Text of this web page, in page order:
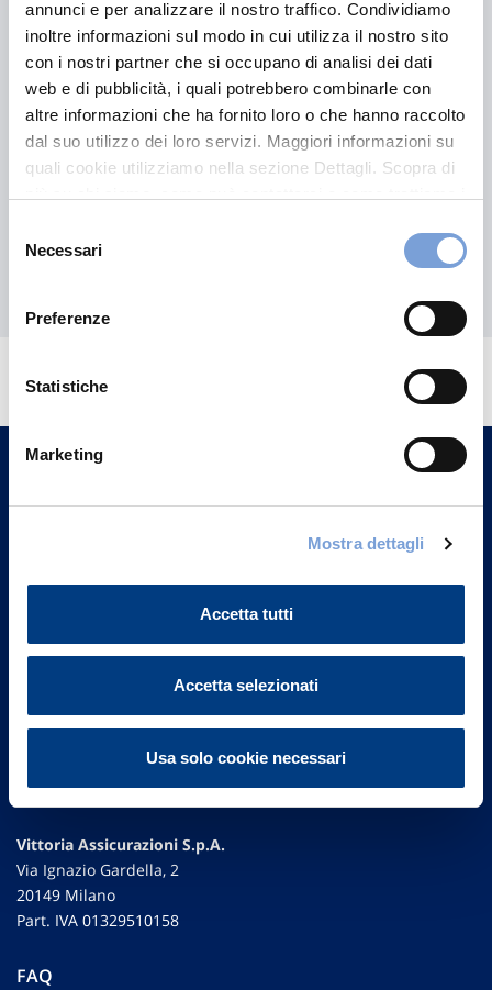
annunci e per analizzare il nostro traffico. Condividiamo
inoltre informazioni sul modo in cui utilizza il nostro sito
con i nostri partner che si occupano di analisi dei dati
web e di pubblicità, i quali potrebbero combinarle con
altre informazioni che ha fornito loro o che hanno raccolto
dal suo utilizzo dei loro servizi. Maggiori informazioni su
quali cookie utilizziamo nella sezione Dettagli. Scopra di
può trovare nel footer del sito nella sezione "Informativa
delNecessari
Preferenze
Statistiche
Marketing
Mostra dettagli
Accetta tutti
Accetta selezionati
Usa solo cookie necessari
Italiano
Leggi il contenuto
informazioni?
Trova l'Agenzia più vicina a te e parla con
un nostro Agente.
Contattaci
Vittoria Assicurazioni S.p.A.
Via Ignazio Gardella, 2
20149 Milano
Part. IVA 01329510158
FAQ